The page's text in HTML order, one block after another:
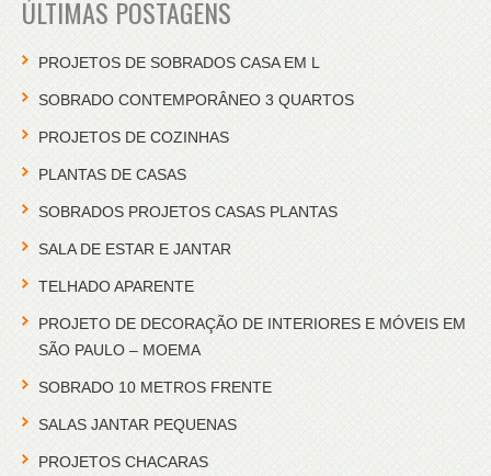
ÚLTIMAS POSTAGENS
PROJETOS DE SOBRADOS CASA EM L
SOBRADO CONTEMPORÂNEO 3 QUARTOS
PROJETOS DE COZINHAS
PLANTAS DE CASAS
SOBRADOS PROJETOS CASAS PLANTAS
SALA DE ESTAR E JANTAR
TELHADO APARENTE
PROJETO DE DECORAÇÃO DE INTERIORES E MÓVEIS EM
SÃO PAULO – MOEMA
SOBRADO 10 METROS FRENTE
SALAS JANTAR PEQUENAS
PROJETOS CHACARAS